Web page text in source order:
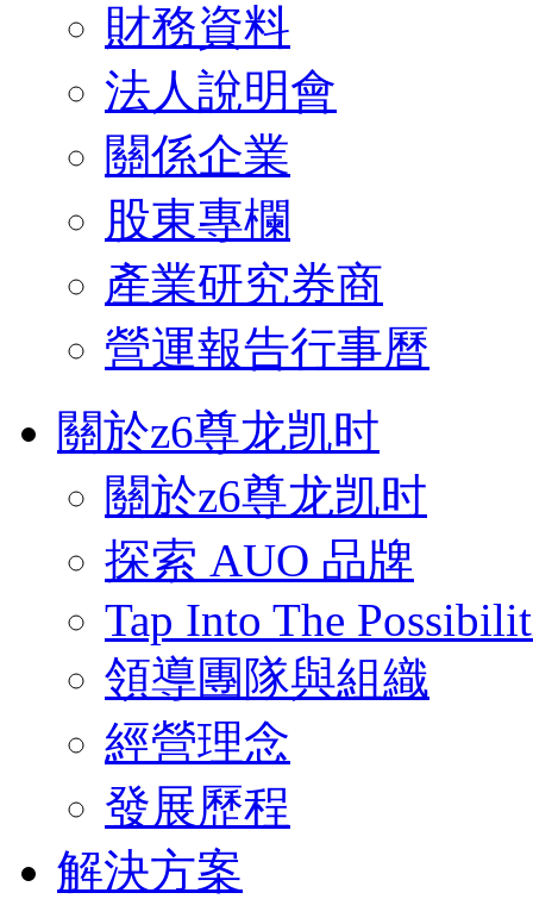
財務資料
法人說明會
關係企業
股東專欄
產業研究券商
營運報告行事曆
關於z6尊龙凯时
關於z6尊龙凯时
探索 AUO 品牌
Tap Into The
領導團隊與組織
經營理念
發展歷程
解決方案